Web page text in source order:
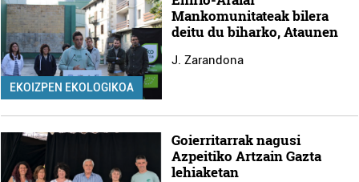
EKOIZPEN EKOLOGIKOA
Mankomunitateak bilera
deitu du biharko, Ataunen
J. Zarandona
Goierritarrak nagusi
Azpeitiko Artzain Gazta
lehiaketan